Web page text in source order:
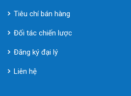
Tiêu chí bán hàng
Đối tác chiến lược
Đăng ký đại lý
Liên hệ